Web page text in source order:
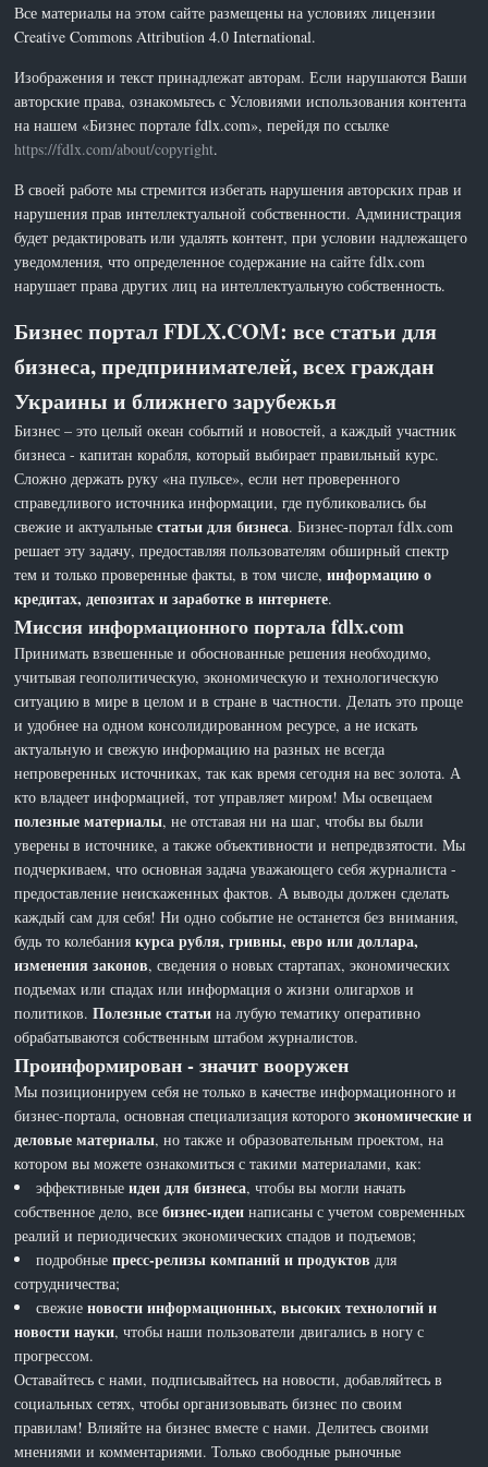
Все материалы на этом сайте размещены на условиях лицензии
Creative Commons Attribution 4.0 International.
Изображения и текст принадлежат авторам. Если нарушаются Ваши
авторские права, ознакомьтесь с Условиями использования контента
на нашем «Бизнес портале fdlx.com», перейдя по ссылке
https://fdlx.com/about/copyright.
В своей работе мы стремится избегать нарушения авторских прав и
нарушения прав интеллектуальной собственности. Администрация
будет редактировать или удалять контент, при условии надлежащего
уведомления, что определенное содержание на сайте fdlx.com
нарушает права других лиц на интеллектуальную собственность.
Бизнес портал FDLX.COM: все статьи для
бизнеса, предпринимателей, всех граждан
Украины и ближнего зарубежья
Бизнес – это целый океан событий и новостей, а каждый участник
бизнеса - капитан корабля, который выбирает правильный курс.
Сложно держать руку «на пульсе», если нет проверенного
справедливого источника информации, где публиковались бы
свежие и актуальныестатьи для бизнеса. Бизнес-портал fdlx.com
решает эту задачу, предоставляя пользователям обширный спектр
тем и только проверенные факты, в том числе,информацию о
кредитах, депозитах и заработке в интернете.
Миссия информационного портала fdlx.com
Принимать взвешенные и обоснованные решения необходимо,
учитывая геополитическую, экономическую и технологическую
ситуацию в мире в целом и в стране в частности. Делать это проще
и удобнее на одном консолидированном ресурсе, а не искать
актуальную и свежую информацию на разных не всегда
непроверенных источниках, так как время сегодня на вес золота. А
кто владеет информацией, тот управляет миром! Мы освещаем
полезные материалы, не отставая ни на шаг, чтобы вы были
уверены в источнике, а также объективности и непредвзятости. Мы
подчеркиваем, что основная задача уважающего себя журналиста -
предоставление неискаженных фактов. А выводы должен сделать
каждый сам для себя! Ни одно событие не останется без внимания,
будь то колебаниякурса рубля, гривны, евро или доллара,
изменения законов, сведения о новых стартапах, экономических
подъемах или спадах или информация о жизни олигархов и
политиков.Полезные статьи на лубую тематику оперативно
обрабатываются собственным штабом журналистов.
Проинформирован - значит вооружен
Мы позиционируем себя не только в качестве информационного и
бизнес-портала, основная специализация которогоэкономические и
деловые материалы, но также и образовательным проектом, на
котором вы можете ознакомиться с такими материалами, как:
эффективныеидеи для бизнеса, чтобы вы могли начать
собственное дело, всебизнес-идеи написаны с учетом современных
реалий и периодических экономических спадов и подъемов;
подробныепресс-релизы компаний и продуктов для
сотрудничества;
свежиеновости информационных, высоких технологий и
новости науки, чтобы наши пользователи двигались в ногу с
прогрессом.
Оставайтесь с нами, подписывайтесь на новости, добавляйтесь в
социальных сетях, чтобы организовывать бизнес по своим
правилам! Влияйте на бизнес вместе с нами. Делитесь своими
мнениями и комментариями. Только свободные рыночные